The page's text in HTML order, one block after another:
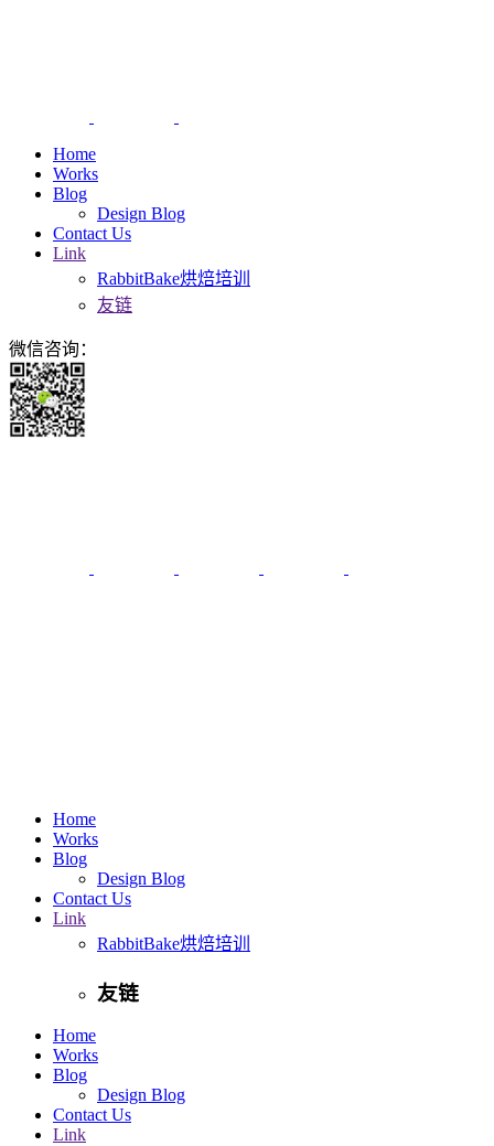
Home
Works
Blog
Design Blog
Contact Us
Link
RabbitBake烘焙培训
友链
微信咨询：
Home
Works
Blog
Design Blog
Contact Us
Link
RabbitBake烘焙培训
友链
Home
Works
Blog
Design Blog
Contact Us
Link